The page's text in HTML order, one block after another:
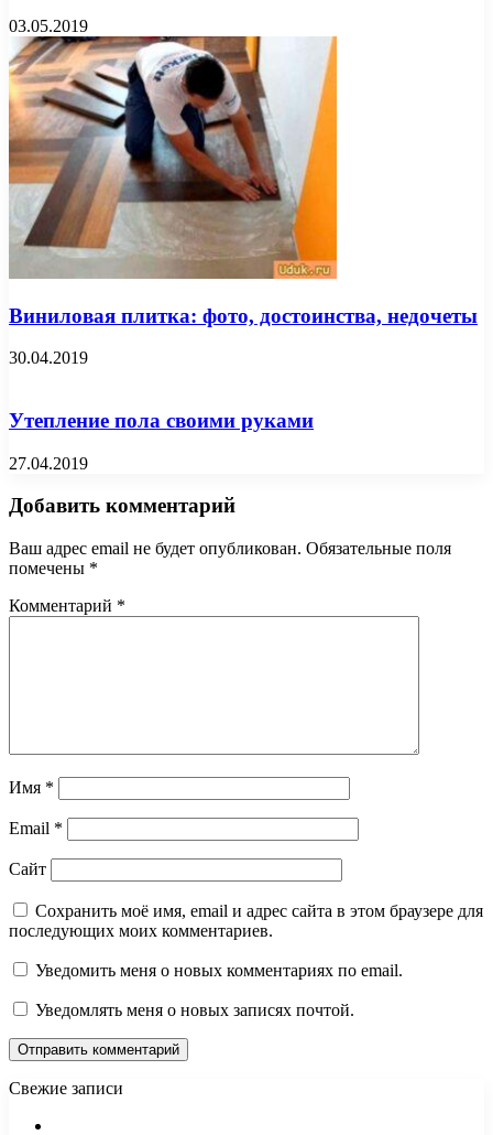
03.05.2019
Виниловая плитка: фото, достоинства, недочеты
30.04.2019
Утепление пола своими руками
27.04.2019
Добавить комментарий
Ваш адрес email не будет опубликован. Обязательные поля
помечены *
Комментарий *
Имя *
Email *
Сайт
Сохранить моё имя, email и адрес сайта в этом браузере для
последующих моих комментариев.
Уведомить меня о новых комментариях по email.
Уведомлять меня о новых записях почтой.
Свежие записи